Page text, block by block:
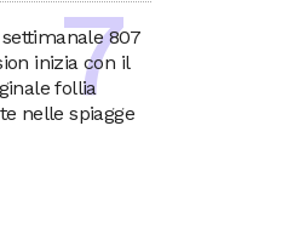
807
inizia con il
follia
nelle spiagge